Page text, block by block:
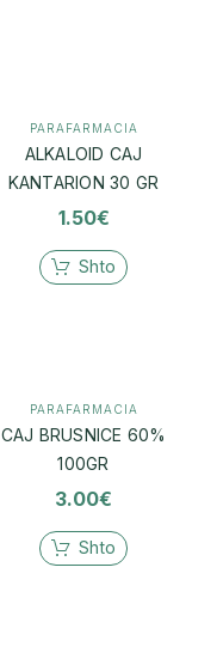
PARAFARMACIA
ALKALOID CAJ
KANTARION 30 GR
1.50€
Shto
PARAFARMACIA
CAJ BRUSNICE 60%
100GR
3.00€
Shto